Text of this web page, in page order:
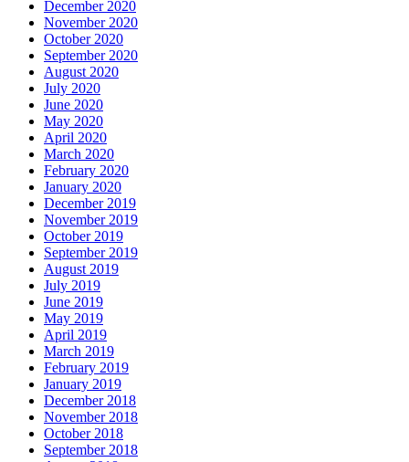
December 2020
November 2020
October 2020
September 2020
August 2020
July 2020
June 2020
May 2020
April 2020
March 2020
February 2020
January 2020
December 2019
November 2019
October 2019
September 2019
August 2019
July 2019
June 2019
May 2019
April 2019
March 2019
February 2019
January 2019
December 2018
November 2018
October 2018
September 2018